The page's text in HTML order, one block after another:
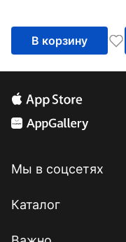
В корзину
Мы в соцсетях
Каталог